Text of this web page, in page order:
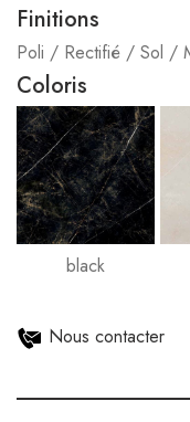
Finitions
Poli / Rectifié / Sol /
Coloris
black
Nous contacter